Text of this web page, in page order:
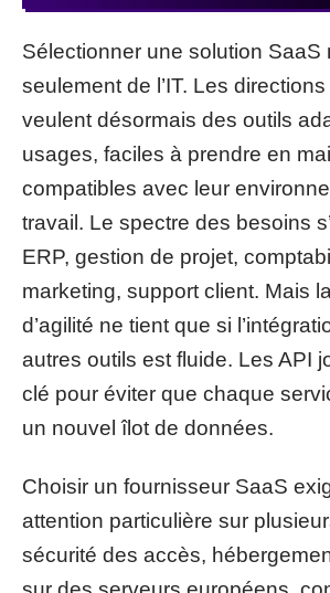
Sélectionner une solution SaaS
seulement de l’IT. Les
veulent désormais des outils
usages, faciles à prendre en
compatibles avec leur
travail. Le spectre des besoins
ERP, gestion de projet,
marketing, support client. Mais
d’agilité ne tient que si
autres outils est fluide. Les API
clé pour éviter que chaque
un nouvel îlot de données.
Choisir un fournisseur SaaS
attention particulière sur
sécurité des accès,